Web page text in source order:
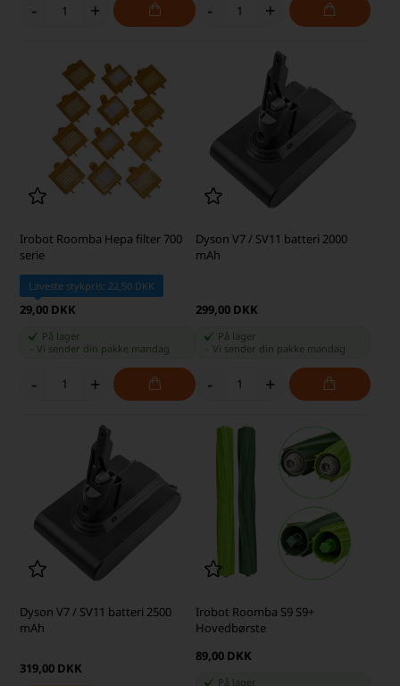
- + - +
Irobot Roomba Hepa filter 700
serie
Laveste stykpris: 22,50 DKK
29,00 DKK
På lager
-Vi sender din pakke mandag
- +
Dyson V7 / SV11 batteri 2000
mAh
299,00 DKK
På lager
Vi sender din pakke mandag
- +
Dyson V7 / SV11 batteri 2500
mAh
319,00 DKK
Irobot Roomba S9 S9+
Hovedbørste
89,00 DKK
På lager